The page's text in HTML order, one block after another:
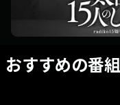
おすすめの番組